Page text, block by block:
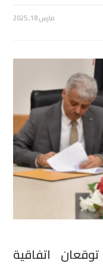
مارس 18, 2025
توقعان اتفاقية